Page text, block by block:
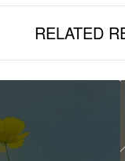
RELATED